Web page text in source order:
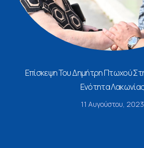
Επίσκεψη Του Δημήτρη Πτωχού
Ενότητα
11 Αυγούστου, 2023